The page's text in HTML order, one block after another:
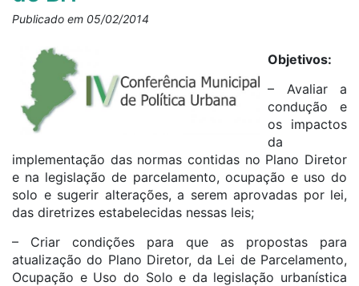
Publicado em 05/02/2014
Objetivos:
– Avaliar a
condução e
os impactos
da
implementação das normas contidas no Plano Diretor
e na legislação de parcelamento, ocupação e uso do
solo e sugerir alterações, a serem aprovadas por lei,
das diretrizes estabelecidas nessas leis;
– Criar condições para que as propostas para
atualização do Plano Diretor, da Lei de Parcelamento,
Ocupação e Uso do Solo e da legislação urbanística